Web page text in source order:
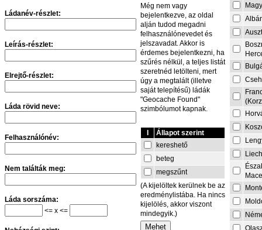
Ládanév-részlet:
Leírás-részlet:
Elrejtő-részlet:
Láda rövid neve:
Felhasználónév:
Nem találták meg:
Láda sorszáma:
<= x <=
Még nem vagy
bejelentkezve, az oldal
alján tudod megadni
felhasználónevedet és
jelszavadat. Akkor is
érdemes bejelentkezni, ha
szűrés nélkül, a teljes listát
szeretnéd letölteni, mert
úgy a megtalált (illetve
saját telepítésű) ládák
"Geocache Found"
szimbólumot kapnak.
I
Állapot szerint
kereshető
beteg
megszűnt
(A kijelöltek kerülnek be az
eredménylistába. Ha nincs
kijelölés, akkor viszont
mindegyik.)